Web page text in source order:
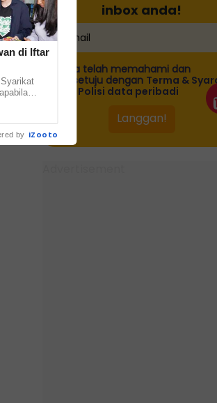
inbox anda!
Saya telah memahami dan
bersetuju dengan Terma &
Polisi data peribadi
di Iftar
by iZooto